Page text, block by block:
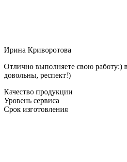
Ирина Криворотова
Отлично выполняете свою работу:)
довольны, респект!)
Качество продукции
Уровень сервиса
Срок изготовления